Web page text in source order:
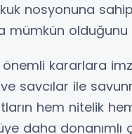
nosyonuna
mümkün olduğunu
önemli kararlara
savcılar ile
hem nitelik
daha donanımlı